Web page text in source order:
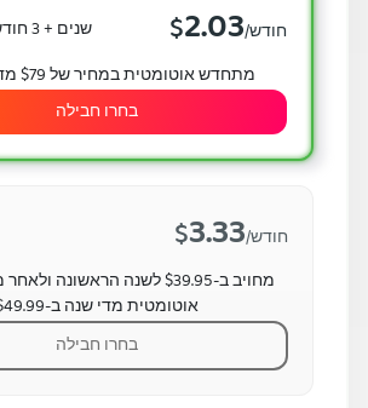
3 שנים + 3 חודשים במתנה $2.03 /חודש
מתחדש אוטומטית במחיר של $79 מדי 3 שנים
בחרו חבילה
$3.33 /חודש
מחויב ב-$39.95 לשנה הראשונה
אוטומטית מדי שנה ב-$49.99
בחרו חבילה